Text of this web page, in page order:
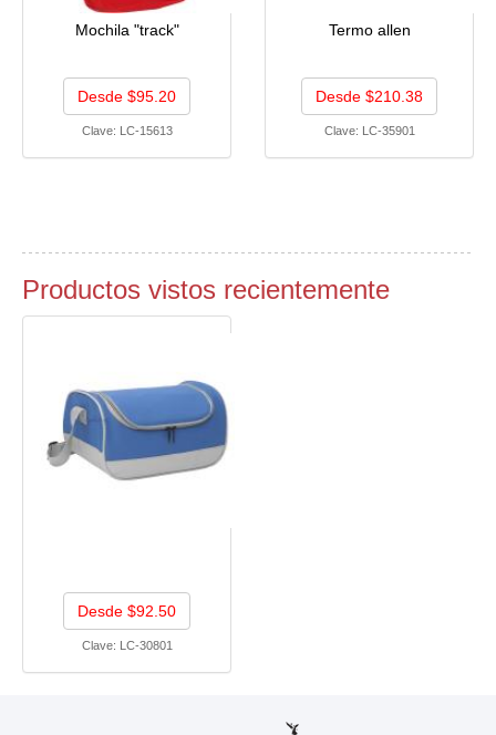
Mochila "track"
Desde $95.20
Clave: LC-15613
Termo allen
Desde $210.38
Clave: LC-35901
Productos vistos recientemente
Desde $92.50
Clave: LC-30801